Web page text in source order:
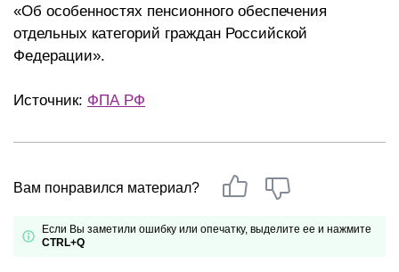
«Об особенностях пенсионного обеспечения
отдельных категорий граждан Российской
Федерации».
Источник: ФПА РФ
Вам понравился материал?
Если Вы заметили ошибку или опечатку, выделите ее и нажмите
CTRL+Q